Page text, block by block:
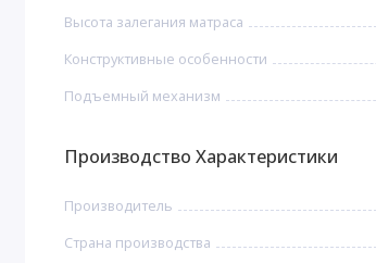
Высота залегания матраса
Конструктивные особенности
Подъемный механизм
Производство Характеристики
Производитель
Страна производства